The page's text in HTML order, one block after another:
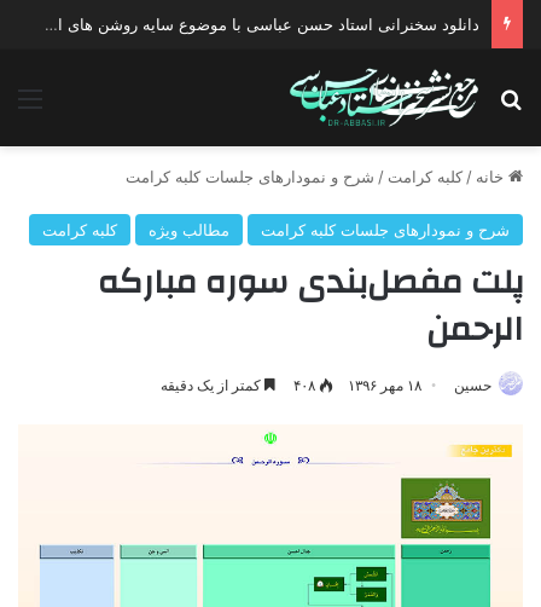
دانلود سخنرانی استاد حسن عباسی با موضوع چهار انتخاب ۱۴۰۰
جستجو برای
خانه / کلبه کرامت / شرح و نمودارهای جلسات کلبه کرامت
شرح و نمودارهای جلسات کلبه کرامت مطالب ویژه کلبه کرامت
پلت مفصل‌بندی سوره مبارکه
الرحمن
حسین ۱۸ مهر ۱۳۹۶ ۴۰۸ کمتر از یک دقیقه